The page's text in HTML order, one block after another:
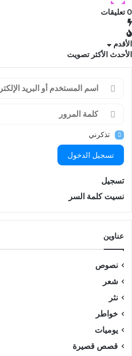
0تعليقات
الأقدم
الأحدث الأكثر تصويت
تذكرني
تسجيل الدخول
تسجيل
نسيت كلمة السر
عناوين
نصوص
شعر
نثر
خواطر
يوميات
قصص قصيرة